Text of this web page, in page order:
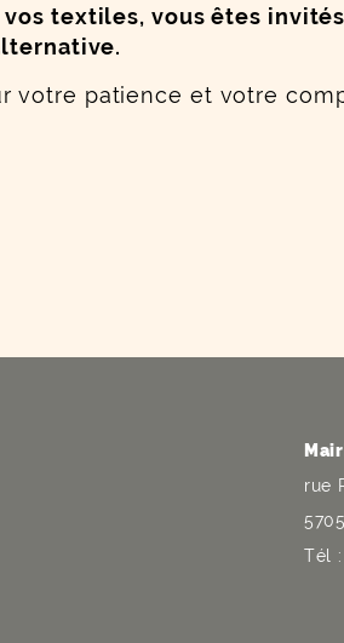
vos textiles, vous êtes
votre patience et votre
rue
Tél :